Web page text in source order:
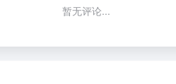
暂无评论...